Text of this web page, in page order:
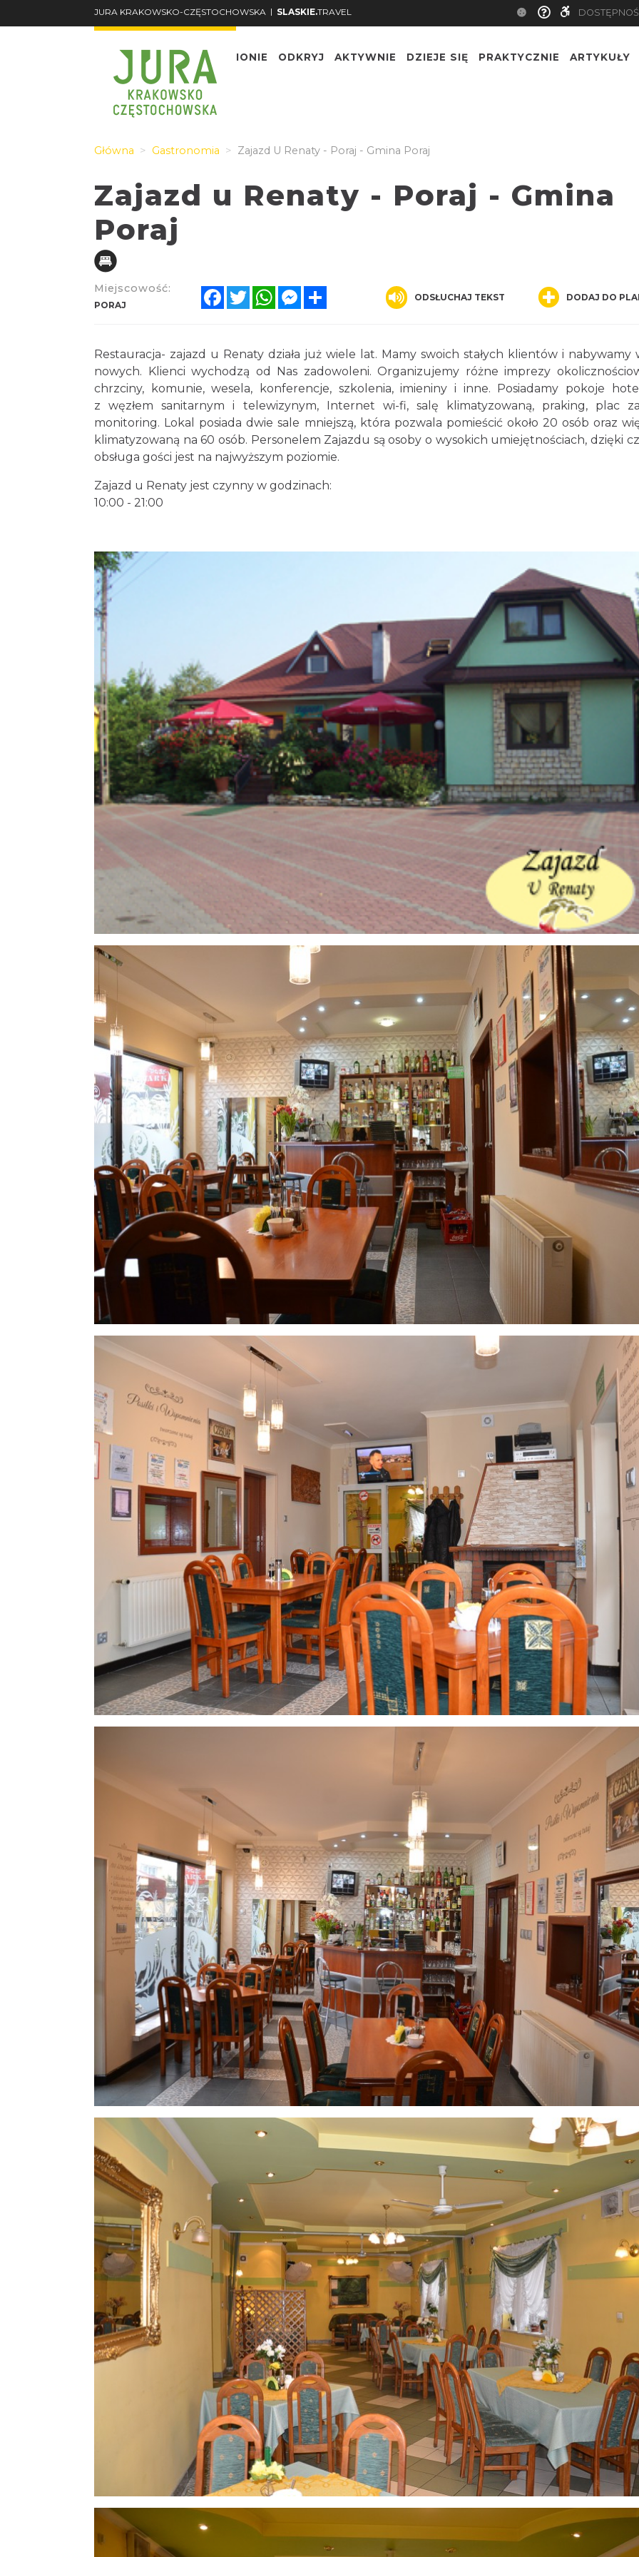
JURA KRAKOWSKO-CZĘSTOCHOWSKA | SLASKIE.TRAVEL
O REGIONIE ODKRYJ AKTYWNIE DZIEJE SIĘ PRAKTYCZNIE ARTYKUŁY
Główna Gastronomia Zajazd U Renaty - Poraj - Gmina Poraj
Zajazd u Renaty - Poraj - Gmina
Poraj
Miejscowość:
PORAJ
FacebookTwitterWhatsAppMessenger ODSŁUCHAJ TEKST DODAJ DO
Restauracja- zajazd u Renaty działa już wiele lat. Mamy swoich stałych klientów i nabywamy
nowych. Klienci wychodzą od Nas zadowoleni. Organizujemy różne imprezy
chrzciny, komunie, wesela, konferencje, szkolenia, imieniny i inne. Posiadamy pokoje
z węzłem sanitarnym i telewizynym, Internet wi-fi, salę klimatyzowaną, praking, plac
monitoring. Lokal posiada dwie sale mniejszą, która pozwala pomieścić około 20 osób oraz
klimatyzowaną na 60 osób. Personelem Zajazdu są osoby o wysokich umiejętnościach, dzięki
obsługa gości jest na najwyższym poziomie.
Zajazd u Renaty jest czynny w godzinach:
10:00 - 21:00